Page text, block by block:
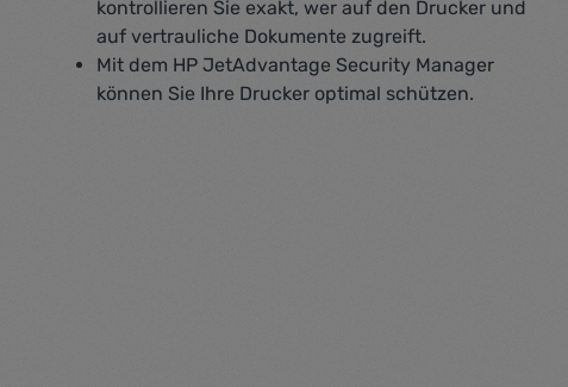
kontrollieren Sie exakt, wer auf den Drucker und
auf vertrauliche Dokumente zugreift.
Mit dem HP JetAdvantage Security Manager
können Sie Ihre Drucker optimal schützen.